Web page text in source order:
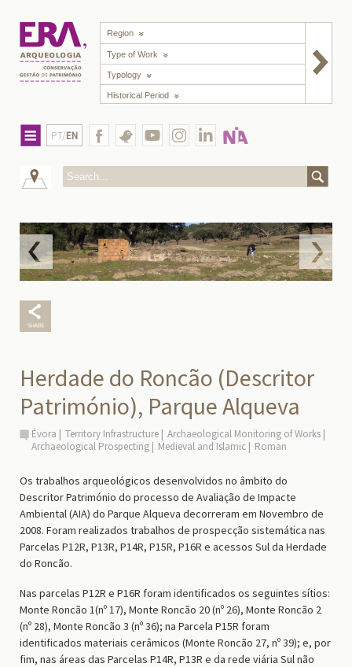
Region
Type of Work
Typology
Historical Period
PT/EN
Herdade do Roncão (Descritor
Património), Parque Alqueva
Évora Territory Infrastructure
Archaeological Monitoring of Works
Archaeological Prospecting
Medieval and Islamic Roman
Os trabalhos arqueológicos desenvolvidos no âmbito do
Descritor Património do processo de Avaliação de Impacte
Ambiental (AIA) do Parque Alqueva decorreram em Novembro de
2008. Foram realizados trabalhos de prospecção sistemática nas
Parcelas P12R, P13R, P14R, P15R, P16R e acessos Sul da Herdade
do Roncão.
Nas parcelas P12R e P16R foram identificados os seguintes sítios:
Monte Roncão 1(nº 17), Monte Roncão 20 (nº 26), Monte Roncão 2
(nº 28), Monte Roncão 3 (nº 36); na Parcela P15R foram
identificados materiais cerâmicos (Monte Roncão 27, nº 39); e, por
fim, nas áreas das Parcelas P14R, P13R e da rede viária Sul não